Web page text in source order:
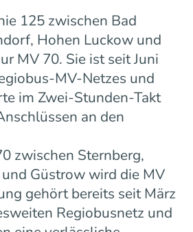
125 zwischen Bad
Hohen Luckow und
MV 70. Sie ist seit Juni
MV-Netzes und
im Zwei-Stunden-Takt
an den
zwischen Sternberg,
Güstrow wird die MV
gehört bereits seit März
Regiobusnetz und